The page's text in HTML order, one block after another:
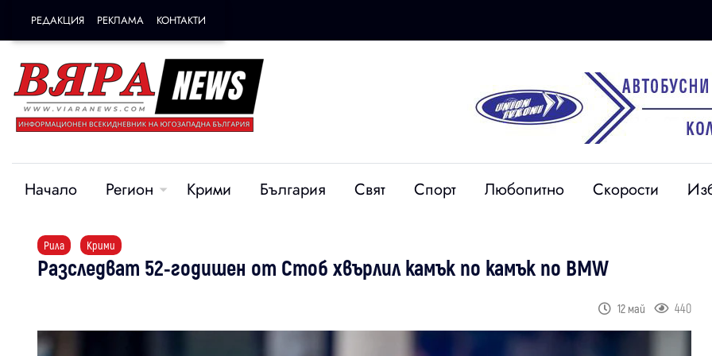
РЕДАКЦИЯ РЕКЛАМА КОНТАКТИ
Начало Регион Крими България Свят Спорт Любопитно Скорости
Рила Крими
Разследват 52-годишен от Стоб хвърлил камък по камък по BMW
12 май 440